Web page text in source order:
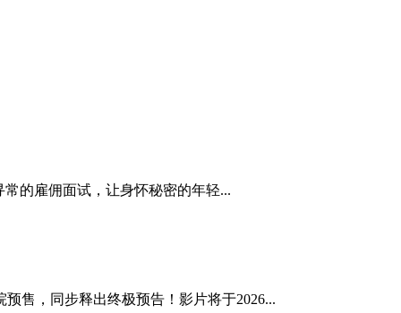
的雇佣面试，让身怀秘密的年轻...
售，同步释出终极预告！影片将于2026...